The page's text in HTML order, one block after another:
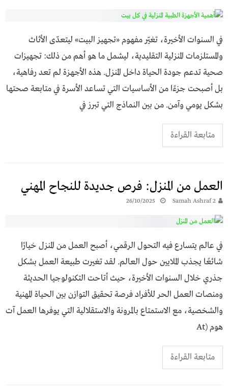
في السنوات الأخيرة، تغيّر مفهوم «تجهيز البيت» ليتعدّى الأثاث
والمستلزمات المنزلية التقليدية، ليشمل ما هو أهم من ذلك: تجهيزات
صحية تدعم جودة الحياة داخل المنزل. هذه الأجهزة لم تعد رفاهية،
بل أصبحت جزءًا من الأساسيات التي تساعد الأسرة في متابعة صحتها
بشكل يومي وآمن. من بين النماذج التي تبرز في
متابعة القراءة
العمل من المنزل: فرص جديدة للنجاح المهني
Samah Ashraf 2
26/10/2025
في عالم يتسارع فيه التحول الرقمي، أصبح العمل من المنزل خيارًا
شائعًا يجذب الملايين حول العالم. لقد تغيرت طبيعة العمل بشكل
جذري خلال السنوات الأخيرة، حيث أتاحت التكنولوجيا الحديثة
ومنصات العمل الحر للأفراد فرصة تحقيق التوازن بين الحياة المهنية
والشخصية، مع الاستمتاع بالمرونة والاستقلالية التي يوفرها العمل آت
هوم (At
متابعة القراءة